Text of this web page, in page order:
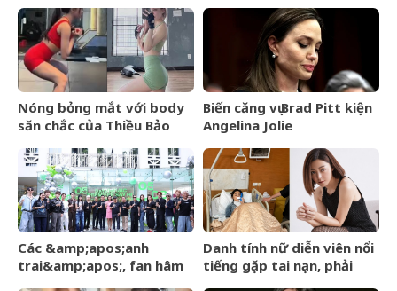
Nóng bỏng mắt với body
săn chắc của Thiều Bảo
tại phòng tập
Biến căng vụ Brad Pitt kiện
Angelina Jolie
Các &amp;apos;anh
trai&amp;apos;, fan hâm
Danh tính nữ diễn viên nổi
tiếng gặp tai nạn, phải